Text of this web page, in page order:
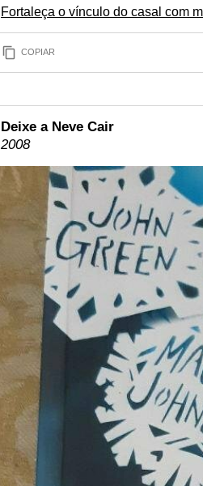
Fortaleça o vínculo do casal com
COPIAR
Deixe a Neve Cair
2008